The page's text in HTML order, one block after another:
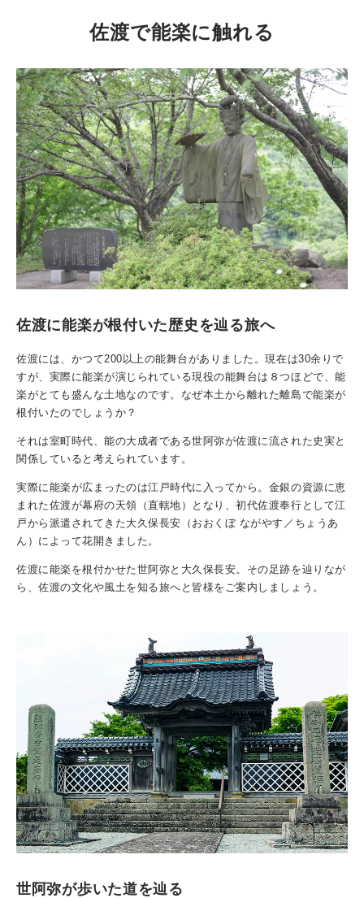
佐渡で能楽に触れる
佐渡に能楽が根付いた歴史を辿る旅へ
佐渡には、かつて200以上の能舞台がありました。現在は30余りで
すが、実際に能楽が演じられている現役の能舞台は８つほどで、能
楽がとても盛んな土地なのです。なぜ本土から離れた離島で能楽が
根付いたのでしょうか？
それは室町時代、能の大成者である世阿弥が佐渡に流された史実と
関係していると考えられています。
実際に能楽が広まったのは江戸時代に入ってから。金銀の資源に恵
まれた佐渡が幕府の天領（直轄地）となり、初代佐渡奉行として江
戸から派遣されてきた大久保長安（おおくぼ ながやす／ちょうあ
ん）によって花開きました。
佐渡に能楽を根付かせた世阿弥と大久保長安。その足跡を辿りなが
ら、佐渡の文化や風土を知る旅へと皆様をご案内しましょう。
世阿弥が歩いた道を辿る